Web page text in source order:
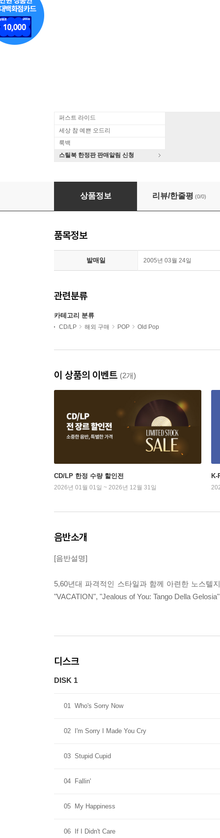
퍼스트 라이드
세상 참 예쁜 오드리
룩백
스틸북 한정판 판매알림 신청
Connie Francis - Gold - Definitive Collection
상품정보 리뷰/한줄평 (0/0)
품목정보
발매일 2005년 03월 24일
관련분류
카테고리 분류
CD/LP 해외 구매 POP Old Pop
이 상품의 이벤트 (2개)
CD/LP 한정 수량 할인전
2026년 01월 01일 ~ 2026년 12월 31일
K-
음반소개
[음반설명]
5,60년대 파격적인 스타일과 함께 아련한 노스텔
"VACATION", "Jealous of You: Tango Della
디스크
DISK 1
01 Who's Sorry Now
02 I'm Sorry I Made You Cry
03 Stupid Cupid
04 Fallin'
05 My Happiness
06 If I Didn't Care